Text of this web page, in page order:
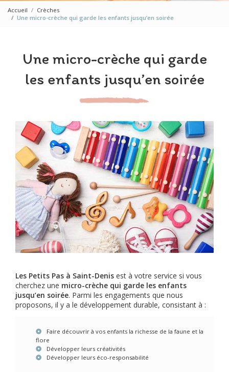
Accueil
Crèches
Une micro-crèche qui garde les enfants jusqu’en soirée
Une micro-crèche qui garde
les enfants jusqu’en soirée
Les Petits Pas à Saint-Denis est à votre service si vous
cherchez une micro-crèche qui garde les enfants
jusqu’en soirée. Parmi les engagements que nous
proposons, il y a le développement durable, consistant à :
Faire découvrir à vos enfants la richesse de la faune et la
flore
Développer leurs créativités
Développer leurs éco-responsabilité